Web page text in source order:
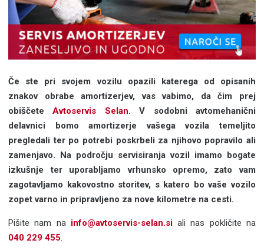
Če ste pri svojem vozilu opazili katerega od opisanih
znakov obrabe amortizerjev, vas vabimo, da čim prej
obiščeteAvtoservis Selan. V sodobni avtomehanični
delavnici bomo amortizerje vašega vozila temeljito
pregledali ter po potrebi poskrbeli za njihovo popravilo ali
zamenjavo. Na področju servisiranja vozil imamo bogate
izkušnje ter uporabljamo vrhunsko opremo, zato vam
zagotavljamo kakovostno storitev, s katero bo vaše vozilo
zopet varno in pripravljeno za nove kilometre na cesti.
Pišite nam na info@avtoservis-selan.siali nas pokličite na
040 229 455